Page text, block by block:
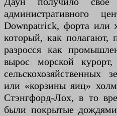
административного
Downpatrick, форта или
который, как полагают,
разросся как
вырос морской
сельскохозяйственных
или «корзины яиц»
Стэнгфорд-Лох, в то
были покрытые